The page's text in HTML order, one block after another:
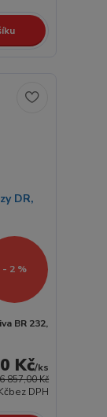
- 2 %
BR 232,
6 857,00 Kč
Kč/ks
bez DPH